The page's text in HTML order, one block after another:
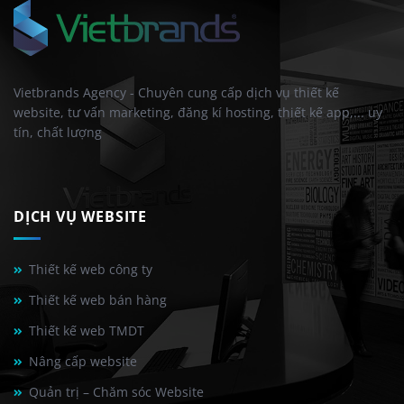
Vietbrands Agency - Chuyên cung cấp dịch vụ thiết kế
website, tư vấn marketing, đăng kí hosting, thiết kế app,... uy
tín, chất lượng
DỊCH VỤ WEBSITE
Thiết kế web công ty
Thiết kế web bán hàng
Thiết kế web TMDT
Nâng cấp website
Quản trị – Chăm sóc Website